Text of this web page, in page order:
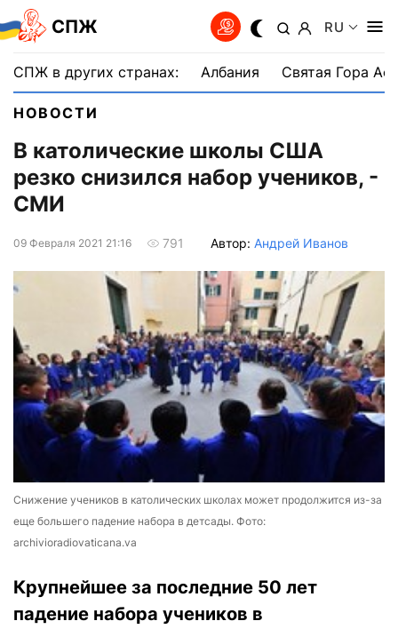
СПЖ RU
СПЖ в других странах: Албания Святая Гора
НОВОСТИ
В католические школы США
резко снизился набор учеников, -
СМИ
09 Февраля 2021 21:16 791 Автор: Андрей Иванов
Снижение учеников в католических школах может продолжится из-за
еще большего падение набора в детсады. Фото:
archivioradiovaticana.va
Крупнейшее за последние 50 лет
падение набора учеников в